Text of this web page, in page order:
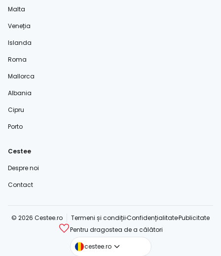
Malta
Veneția
Islanda
Roma
Mallorca
Albania
Cipru
Porto
Cestee
Despre noi
Contact
© 2026 Cestee.ro Termeni și condițiiConfidențialitatePublicitate
Pentru dragostea de a călători
cestee.ro
cestee.com